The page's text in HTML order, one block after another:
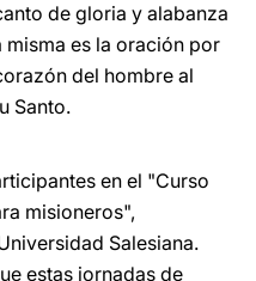
de gloria y alabanza
misma es la oración por
del hombre al
Santo.
en el "Curso
misioneros",
Salesiana.
estas jornadas de